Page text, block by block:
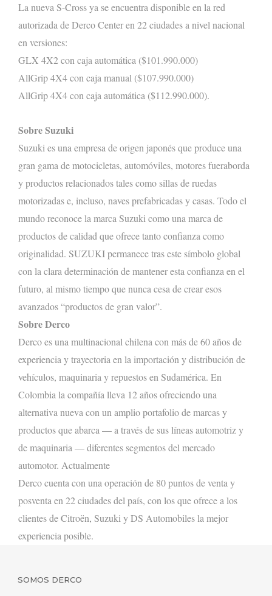
La nueva S-Crossya se encuentra disponible en la red
autorizada de Derco Center en 22 ciudades a nivel nacional
en versiones:
GLX 4X2 con caja automática ($101.990.000)
AllGrip4X4 con caja manual ($107.990.000)
AllGrip4X4 con caja automática ($112.990.000).
Sobre Suzuki
Suzuki es una empresa de origen japonésque produce una
gran gama de motocicletas, automóviles, motores fueraborda
y productos relacionados tales como sillas de ruedas
motorizadas e, incluso, naves prefabricadas y casas. Todo el
mundo reconoce la marca Suzuki como una marca de
productos de calidad que ofrece tanto confianza como
originalidad. SUZUKI permanece tras este símbolo global
con la clara determinación de mantener esta confianza en el
futuro, al mismo tiempo que nunca cesa de crear esos
avanzados “productos de gran valor”.
Sobre Derco
Derco es una multinacional chilena con más de 60 años de
experiencia y trayectoria en la importación y distribución de
vehículos, maquinaria y repuestos en Sudamérica. En
Colombia la compañía lleva 12 años ofreciendo una
alternativa nueva con un amplio portafolio de marcas y
productos que abarca — a través de sus líneas automotriz y
de maquinaria — diferentes segmentos del mercado
automotor. Actualmente
Derco cuenta con una operación de 80 puntos de venta y
posventa en 22 ciudades del país, con los que ofrece a los
clientes de Citroën, Suzuki y DS Automobiles la mejor
experiencia posible.
SOMOS DERCO